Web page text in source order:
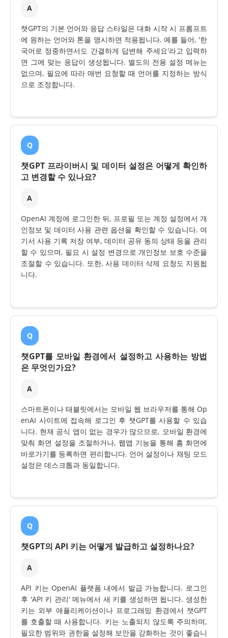
A
챗GPT의 기본 언어와 응답 스타일은 대화 시작 시 프롬프트
에 원하는 언어와 톤을 명시하면 적용됩니다. 예를 들어, '한
국어로 정중하면서도 간결하게 답변해 주세요'라고 입력하
면 그에 맞는 응답이 생성됩니다. 별도의 전용 설정 메뉴는
없으며, 필요에 따라 매번 요청할 때 언어를 지정하는 방식
으로 조정합니다.
Q
챗GPT 프라이버시 및 데이터 설정은 어떻게 확인하
고 변경할 수 있나요?
A
OpenAI 계정에 로그인한 뒤, 프로필 또는 계정 설정에서 개
인정보 및 데이터 사용 관련 옵션을 확인할 수 있습니다. 여
기서 사용 기록 저장 여부, 데이터 공유 동의 상태 등을 관리
할 수 있으며, 필요 시 설정 변경으로 개인정보 보호 수준을
조절할 수 있습니다. 또한, 사용 데이터 삭제 요청도 지원됩
니다.
Q
챗GPT를 모바일 환경에서 설정하고 사용하는 방법
은 무엇인가요?
A
스마트폰이나 태블릿에서는 모바일 웹 브라우저를 통해 Op
enAI 사이트에 접속해 로그인 후 챗GPT를 사용할 수 있습
니다. 현재 공식 앱이 없는 경우가 많으므로, 모바일 환경에
맞춰 화면 설정을 조절하거나, 웹앱 기능을 통해 홈 화면에
바로가기를 등록하면 편리합니다. 언어 설정이나 채팅 모드
설정은 데스크톱과 동일합니다.
Q
챗GPT의 API 키는 어떻게 발급하고 설정하나요?
A
API 키는 OpenAI 플랫폼 내에서 발급 가능합니다. 로그인
후 'API 키 관리' 메뉴에서 새 키를 생성하면 됩니다. 생성한
키는 외부 애플리케이션이나 프로그래밍 환경에서 챗GPT
를 호출할 때 사용합니다. 키는 노출되지 않도록 주의하며,
필요한 범위와 권한을 설정해 보안을 강화하는 것이 좋습니